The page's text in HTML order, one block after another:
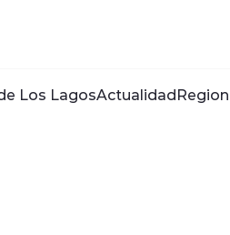
Los LagosActualidad